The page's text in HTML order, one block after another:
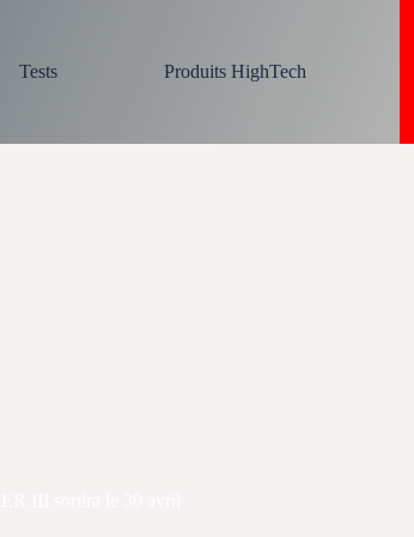
Tests Produits HighTech